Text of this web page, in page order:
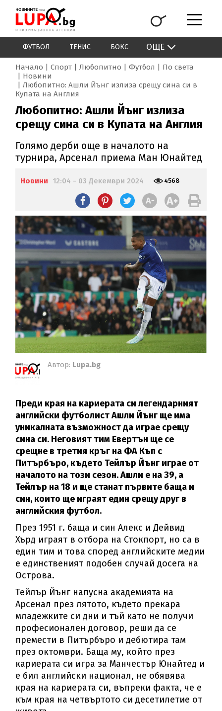
ФУТБОЛ ТЕНИС БОКС ОЩЕ
Начало Спорт Любопитно Футбол
По света
Новини
Любопитно: Ашли Йънг излиза срещу сина си в
Купата на Англия
Любопитно: Ашли Йънг излиза
срещу сина си в Купата на Англия
Голямо дерби още в началото на
турнира, Арсенал приема Ман Юнайтед
Новини 12:04 - 03 Декември 2024 4568
Автор: Lupa.bg
Преди края на кариерата си легендарният
английски футболист Ашли Йънг ще има
уникалната възможност да играе срещу
сина си. Неговият тим Евертън ще се
срещне в третия кръг на ФА Къп с
Питърбъро, където Тейлър Йънг играе от
началото на този сезон. Ашли е на 39, а
Тейлър на 18 и ще станат първите баща и
син, които ще играят един срещу друг в
английския футбол.
През 1951 г. баща и син Алекс и Дейвид
Хърд играят в отбора на Стокпорт, но са в
един тим и това според английските медии
е единственият подобен случай досега на
Острова.
Тейлър Йънг напусна академията на
Арсенал през лятото, където прекара
младежките си дни и тъй като не получи
професионален договор, реши да се
премести в Питърбъро и дебютира там
през октомври. Баща му, който през
кариерата си игра за Манчестър Юнайтед и
е бил английски национал, не обявява
края на кариерата си, въпреки факта, че е
към края на четвъртото си десетилетие от